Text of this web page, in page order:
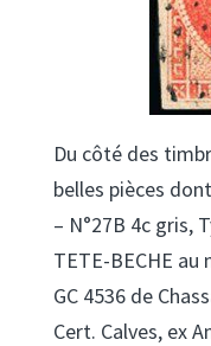
Du côté des
belles pièces
– N°27B 4c gris,
TETE-BECHE au
GC 4536 de
Cert. Calves, ex